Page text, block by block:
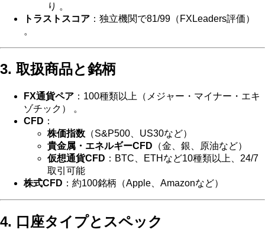
り 。
トラストスコア ：独立機関で81/99（FXLeaders評価）
。
3. 取扱商品と銘柄
FX通貨ペア ：100種類以上（メジャー・マイナー・エキ
ゾチック） 。
CFD ：
株価指数 （S&P500、US30など）
貴金属・エネルギーCFD （金、銀、原油など）
仮想通貨CFD ：BTC、ETHなど10種類以上、24/7
取引可能
株式CFD ：約100銘柄（Apple、Amazonなど）
4. 口座タイプとスペック